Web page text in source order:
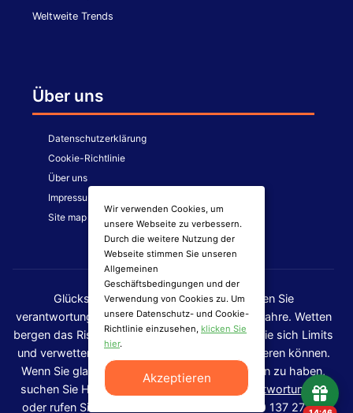
Weltweite Trends
Über uns
Datenschutzerklärung
Cookie-Richtlinie
Über uns
Impressum
Site map
Glücksspiel kann süchtig machen. Spielen Sie
verantwortungsvoll. Nur für Personen über 18 Jahre. Wetten
bergen das Risiko finanzieller Verluste. Setzen Sie sich Limits
und verwetten Sie kein Geld, das Sie nicht verlieren können.
Wenn Sie glauben, ein Problem mit dem Spielen zu haben,
suchen Sie Hilfe unter
www.spielen-mit-verantwortung.de
oder rufen Sie die kostenlose Hotline an: 0800 137 27 00.
Wir verwenden Cookies, um
unsere Webseite zu verbessern.
Durch die weitere Nutzung der
Webseite stimmen Sie unseren
Allgemeinen
Geschäftsbedingungen und der
Verwendung von Cookies zu. Um
unsere Datenschutz- und Cookie-
Richtlinie einzusehen, klicken Sie
hier.
Akzeptieren